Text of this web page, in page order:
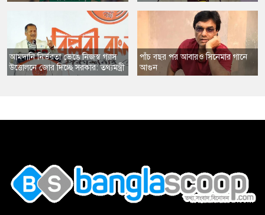
​আমদানি নির্ভরতা ভেঙে নিজস্ব গ্যাস
উত্তোলনে জোর দিচ্ছে সরকার: তথ্যমন্ত্রী
​পাঁচ বছর পর আবারও সিনেমার গানে
আগুন